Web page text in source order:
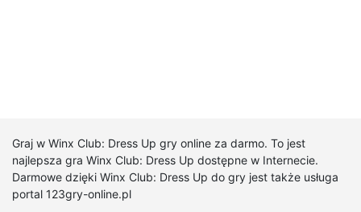
Graj w Winx Club: Dress Up gry online za darmo. To jest
najlepsza gra Winx Club: Dress Up dostępne w Internecie.
Darmowe dzięki Winx Club: Dress Up do gry jest także usługa
portal 123gry-online.pl